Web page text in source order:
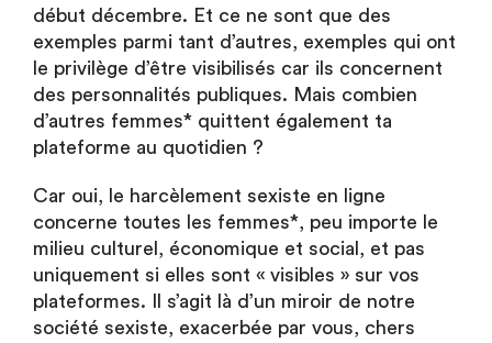
début décembre. Et ce ne sont que des
exemples parmi tant d’autres, exemples qui ont
le privilège d’être visibilisés car ils concernent
des personnalités publiques. Mais combien
d’autres femmes* quittent également ta
plateforme au quotidien ?
Car oui, le harcèlement sexiste en ligne
concerne toutes les femmes*, peu importe le
milieu culturel, économique et social, et pas
uniquement si elles sont « visibles » sur vos
plateformes. Il s’agit là d’un miroir de notre
société sexiste, exacerbée par vous, chers